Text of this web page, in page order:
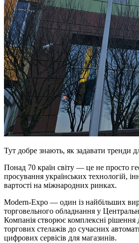
Тут добре знають, як задавати тренди
Понад 70 країн світу — це не просто
просування українських технологій,
вартості на міжнародних ринках.
Modern-Expo — один із найбільших
торговельного обладнання у
Компанія створює комплексні рішення
торгових стелажів до сучасних
цифрових сервісів для магазинів.